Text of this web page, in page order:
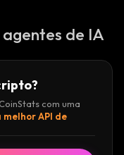
de IA
com uma
melhor API de